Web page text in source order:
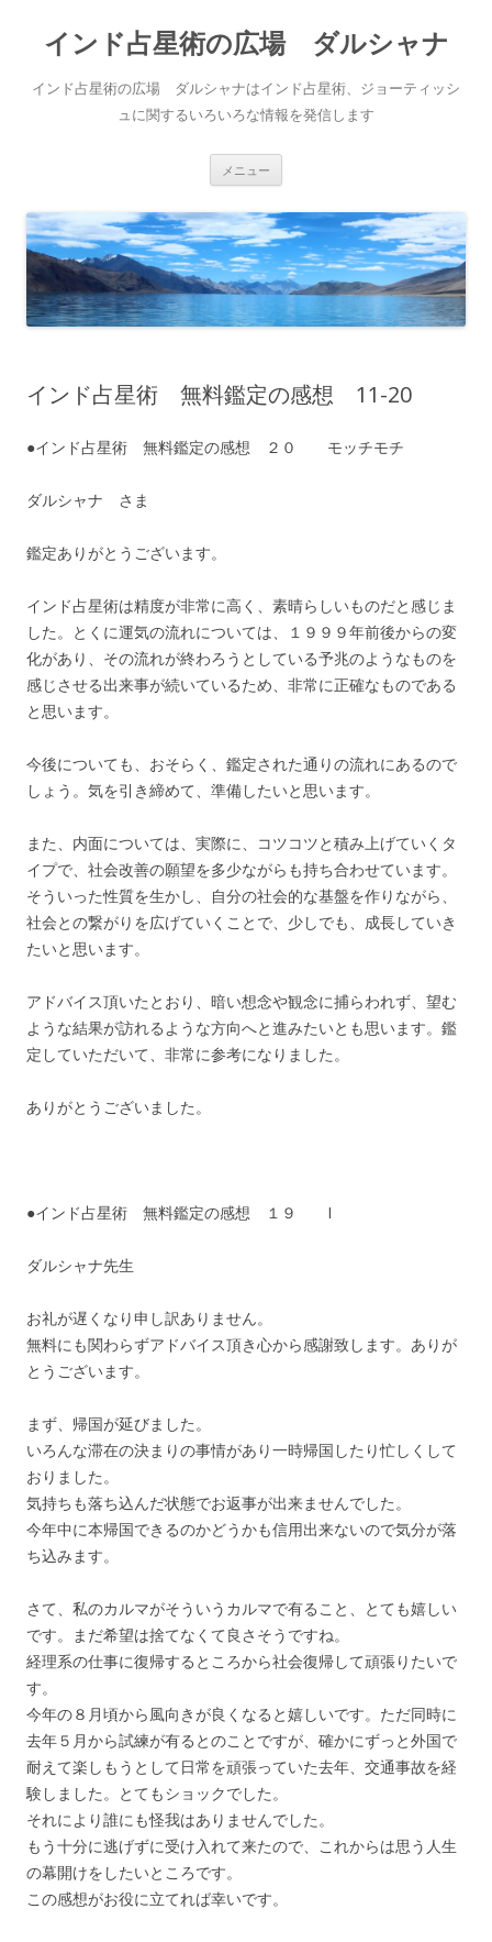
インド占星術の広場 ダルシャナ
インド占星術の広場 ダルシャナはインド占星術、ジョーティッシ
ュに関するいろいろな情報を発信します
メニュー
インド占星術 無料鑑定の感想 11-20
●インド占星術 無料鑑定の感想 ２０ モッチモチ
ダルシャナ さま
鑑定ありがとうございます。
インド占星術は精度が非常に高く、素晴らしいものだと感じま
した。とくに運気の流れについては、１９９９年前後からの変
化があり、その流れが終わろうとしている予兆のようなものを
感じさせる出来事が続いているため、非常に正確なものである
と思います。
今後についても、おそらく、鑑定された通りの流れにあるので
しょう。気を引き締めて、準備したいと思います。
また、内面については、実際に、コツコツと積み上げていくタ
イプで、社会改善の願望を多少ながらも持ち合わせています。
そういった性質を生かし、自分の社会的な基盤を作りながら、
社会との繋がりを広げていくことで、少しでも、成長していき
たいと思います。
アドバイス頂いたとおり、暗い想念や観念に捕らわれず、望む
ような結果が訪れるような方向へと進みたいとも思います。鑑
定していただいて、非常に参考になりました。
ありがとうございました。
●インド占星術 無料鑑定の感想 １９ I
ダルシャナ先生
お礼が遅くなり申し訳ありません。
無料にも関わらずアドバイス頂き心から感謝致します。ありが
とうございます。
まず、帰国が延びました。
いろんな滞在の決まりの事情があり一時帰国したり忙しくして
おりました。
気持ちも落ち込んだ状態でお返事が出来ませんでした。
今年中に本帰国できるのかどうかも信用出来ないので気分が落
ち込みます。
さて、私のカルマがそういうカルマで有ること、とても嬉しい
です。まだ希望は捨てなくて良さそうですね。
経理系の仕事に復帰するところから社会復帰して頑張りたいで
す。
今年の８月頃から風向きが良くなると嬉しいです。ただ同時に
去年５月から試練が有るとのことですが、確かにずっと外国で
耐えて楽しもうとして日常を頑張っていた去年、交通事故を経
験しました。とてもショックでした。
それにより誰にも怪我はありませんでした。
もう十分に逃げずに受け入れて来たので、これからは思う人生
の幕開けをしたいところです。
この感想がお役に立てれば幸いです。